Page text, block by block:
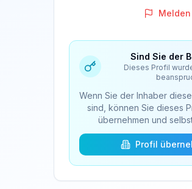
Melden
Sind Sie der
Dieses Profil
Wenn Sie der Inhaber
sind, können Sie dieses
übernehmen und
Profil